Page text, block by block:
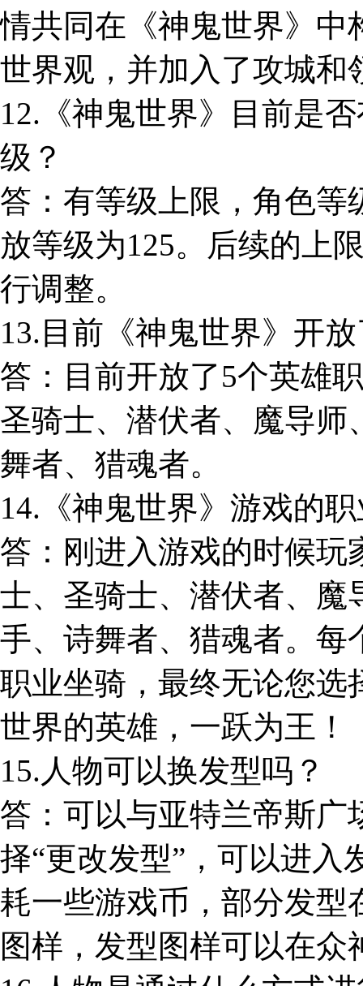
情共同在《神鬼世界》中
世界观，并加入了攻城和
12.《神鬼世界》目前是
级？
答：有等级上限，角色等
放等级为125。后续的上
行调整。
13.目前《神鬼世界》开
答：目前开放了5个英雄
圣骑士、潜伏者、魔导师
舞者、猎魂者。
14.《神鬼世界》游戏的
答：刚进入游戏的时候玩
士、圣骑士、潜伏者、魔
手、诗舞者、猎魂者。每
职业坐骑，最终无论您选
世界的英雄，一跃为王！
15.人物可以换发型吗？
答：可以与亚特兰帝斯广
择“更改发型”，可以进入
耗一些游戏币，部分发型
图样，发型图样可以在众